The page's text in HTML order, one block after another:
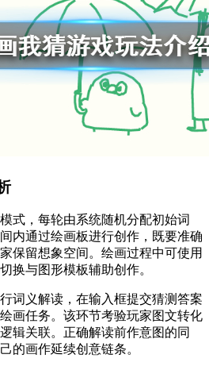
式，每轮由系统随机分配初始词
内通过绘画板进行创作，既要准确
保留想象空间。绘画过程中可使用
换与图形模板辅助创作。
词义解读，在输入框提交猜测答案
画任务。该环节考验玩家图文转化
辑关联。正确解读前作意图的同
的画作延续创意链条。